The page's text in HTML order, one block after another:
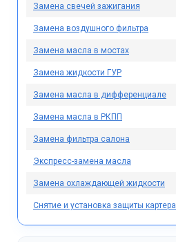
Замена свечей зажигания
Замена воздушного фильтра
Замена масла в мостах
Замена жидкости ГУР
Замена масла в дифференциале
Замена масла в РКПП
Замена фильтра салона
Экспресс-замена масла
Замена охлаждающей жидкости
Снятие и установка защиты картера